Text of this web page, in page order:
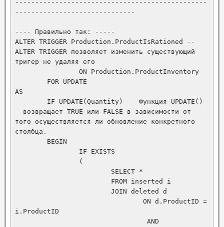
------------------------------------------------
------------------------------
---- Правильно так: -----
ALTER TRIGGER Production.ProductIsRationed --
ALTER TRIGGER позволяет изменить существующий
тригер не удаляя его
AS
- возвращает TRUE или FALSE в зависимости от
того осуществляется ли обновление конкретного
столбца.
i.ProductID